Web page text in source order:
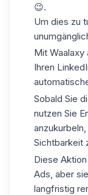
😉.
Um dies zu
Mit Waalaxy
Ihren
Sobald Sie
nutzen Sie
Sichtbarkeit
Diese
Ads, aber
langfristig